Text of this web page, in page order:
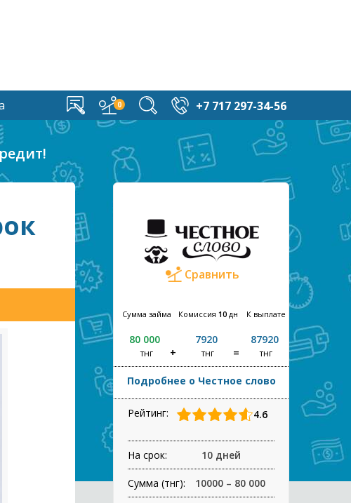
+7 717 297-34-56
Сравнить
Сумма займа
80 000
тнг
Комиссия 10дн
7920
тнг
К выплате
87920
тнг
Подробнее о Честное слово
Рейтинг: 4.6
На срок: 10 дней
Сумма (тнг): 10000 – 80 000